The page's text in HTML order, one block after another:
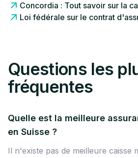
Concordia : Tout savoir sur la
Loi fédérale sur le contrat
Questions les
fréquentes
Quelle est la meilleure
en Suisse ?
Il n'existe pas de meilleure caisse